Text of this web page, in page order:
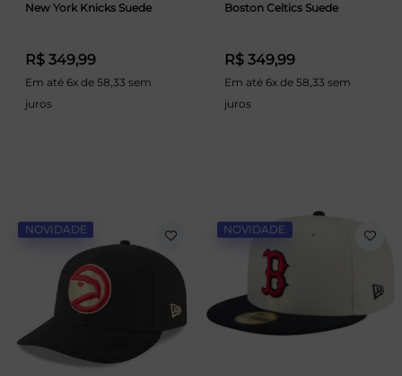
New York Knicks Suede
R$ 349,99
Em até 6x de 58,33 sem
juros
Boston Celtics Suede
R$ 349,99
Em até 6x de 58,33 sem
juros
NOVIDADE NOVIDADE